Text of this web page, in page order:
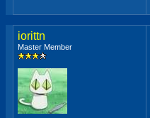
iorittn
Master Member